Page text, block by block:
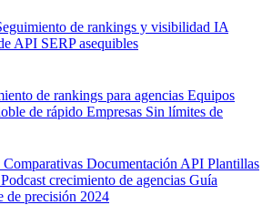
de rankings y visibilidad IA
API SERP asequibles
de rankings para agencias Equipos
de rápido Empresas Sin límites de
Comparativas Documentación API Plantillas
Podcast crecimiento de agencias Guía
de precisión 2024